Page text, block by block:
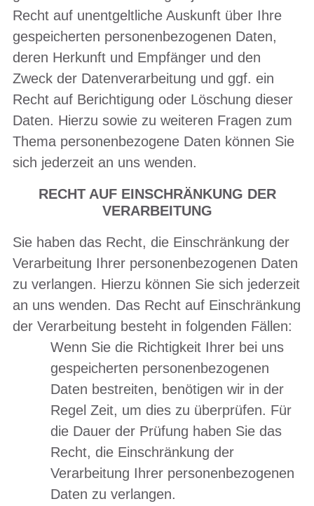
Recht auf unentgeltliche Auskunft über Ihre
gespeicherten personenbezogenen Daten,
deren Herkunft und Empfänger und den
Zweck der Datenverarbeitung und ggf. ein
Recht auf Berichtigung oder Löschung dieser
Daten. Hierzu sowie zu weiteren Fragen zum
Thema personenbezogene Daten können Sie
sich jederzeit an uns wenden.
RECHT AUF EINSCHRÄNKUNG DER
VERARBEITUNG
Sie haben das Recht, die Einschränkung der
Verarbeitung Ihrer personenbezogenen Daten
zu verlangen. Hierzu können Sie sich jederzeit
an uns wenden. Das Recht auf Einschränkung
der Verarbeitung besteht in folgenden Fällen:
Wenn Sie die Richtigkeit Ihrer bei uns
gespeicherten personenbezogenen
Daten bestreiten, benötigen wir in der
Regel Zeit, um dies zu überprüfen. Für
die Dauer der Prüfung haben Sie das
Recht, die Einschränkung der
Verarbeitung Ihrer personenbezogenen
Daten zu verlangen.